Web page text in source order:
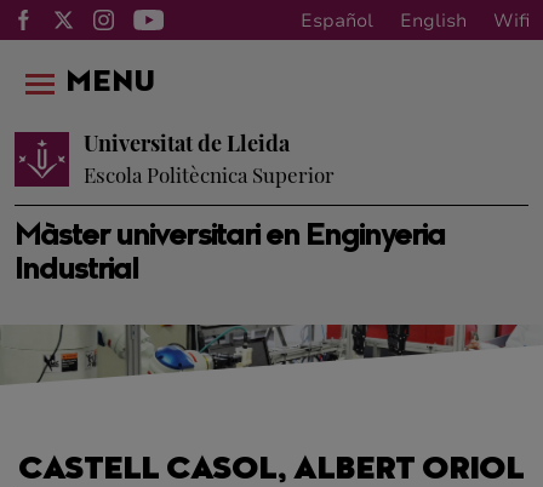
Español English Wifi
Màster universitari en Enginyeria
Industrial
Universitat de Lleida
Escola Politècnica Superior
MENU
CASTELL CASOL, ALBERT ORIOL